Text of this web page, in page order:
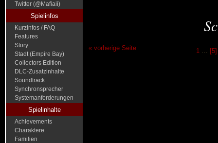
Twitter (@Mafiaii)
Spielinfos
Kurzinfos / FAQ
Features
Story
Stadt (Empire Bay)
Collectors Edition
DLC-Zusatzinhalte
Soundtrack
Synchronsprecher
Systemanforderungen
Spielinhalte
Achievements
Charaktere
Familien
« vorherige Seite 1 … [5]